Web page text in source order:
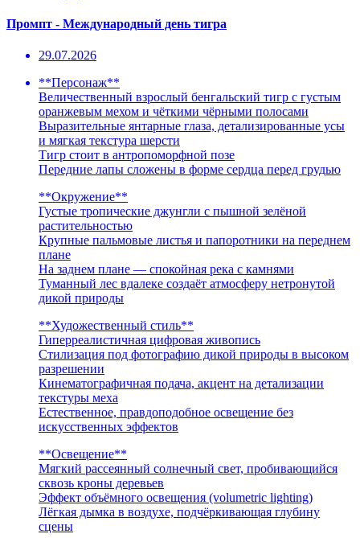
Промпт - Международный день тигра
29.07.2026
**Персонаж**
Величественный взрослый бенгальский тигр с густым
оранжевым мехом и чёткими чёрными полосами
Выразительные янтарные глаза, детализированные усы
и мягкая текстура шерсти
Тигр стоит в антропоморфной позе
Передние лапы сложены в форме сердца перед грудью
**Окружение**
Густые тропические джунгли с пышной зелёной
растительностью
Крупные пальмовые листья и папоротники на переднем
плане
На заднем плане — спокойная река с камнями
Туманный лес вдалеке создаёт атмосферу нетронутой
дикой природы
**Художественный стиль**
Гиперреалистичная цифровая живопись
Стилизация под фотографию дикой природы в высоком
разрешении
Кинематографичная подача, акцент на детализации
текстуры меха
Естественное, правдоподобное освещение без
искусственных эффектов
**Освещение**
Мягкий рассеянный солнечный свет, пробивающийся
сквозь кроны деревьев
Эффект объёмного освещения (volumetric lighting)
Лёгкая дымка в воздухе, подчёркивающая глубину
сцены